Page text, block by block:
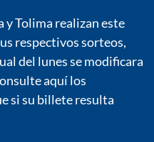
y Tolima realizan este
respectivos sorteos,
del lunes se modificara
aquí los
si su billete resulta